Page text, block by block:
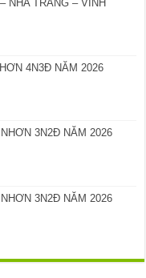
NHA TRANG – VĨNH
4N3Đ NĂM 2026
3N2Đ NĂM 2026
3N2Đ NĂM 2026